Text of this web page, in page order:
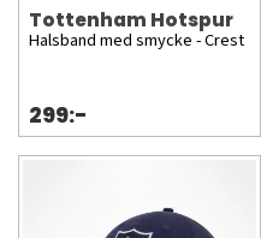
Tottenham Hotspur
Halsband med smycke - Crest
299:-